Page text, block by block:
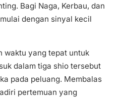
Bagi Naga, Kerbau, dan
dengan sinyal kecil
waktu yang tepat untuk
dalam tiga shio tersebut
pada peluang. Membalas
pertemuan yang